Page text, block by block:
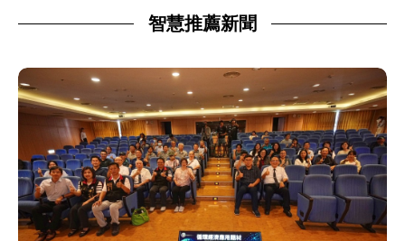
智慧推薦新聞